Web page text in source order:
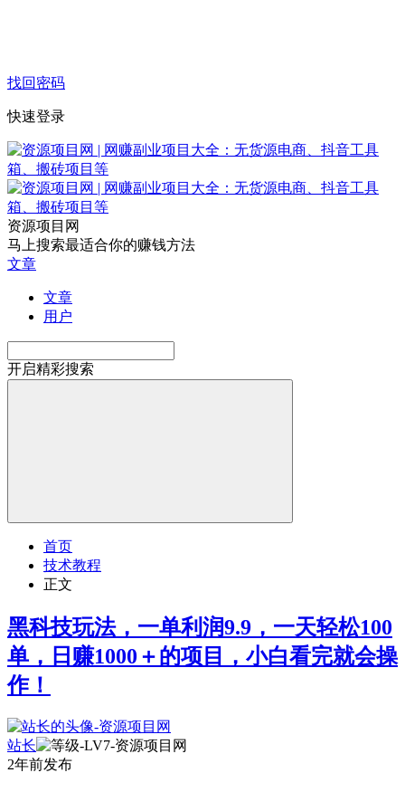
找回密码
快速登录
资源项目网
马上搜索最适合你的赚钱方法
文章
文章
用户
开启精彩搜索
首页
技术教程
正文
黑科技玩法，一单利润9.9，一天轻松100
单，日赚1000＋的项目，小白看完就会操
作！
站长
2年前发布